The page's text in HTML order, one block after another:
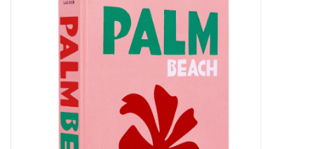
CADEAUBON